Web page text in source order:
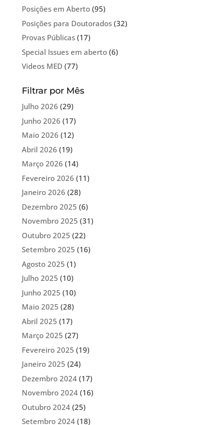
Posições em Aberto(95)
Posições para Doutorados(32)
Provas Públicas(17)
Special Issues em aberto(6)
Videos MED (77)
Filtrar por Mês
Julho 2026 (29)
Junho 2026 (17)
Maio 2026 (12)
Abril 2026 (19)
Março 2026 (14)
Fevereiro 2026 (11)
Janeiro 2026 (28)
Dezembro 2025 (6)
Novembro 2025 (31)
Outubro 2025 (22)
Setembro 2025 (16)
Agosto 2025 (1)
Julho 2025 (10)
Junho 2025 (10)
Maio 2025 (28)
Abril 2025 (17)
Março 2025 (27)
Fevereiro 2025 (19)
Janeiro 2025 (24)
Dezembro 2024(17)
Novembro 2024(16)
Outubro 2024(25)
Setembro 2024(18)